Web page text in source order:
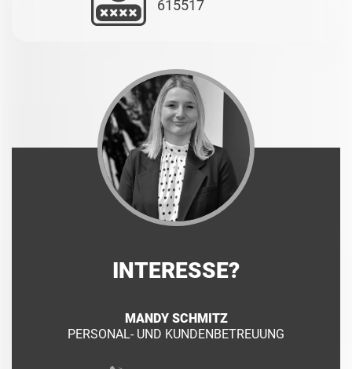
615517
INTERESSE?
MANDY SCHMITZ
PERSONAL- UND KUNDENBETREUUNG